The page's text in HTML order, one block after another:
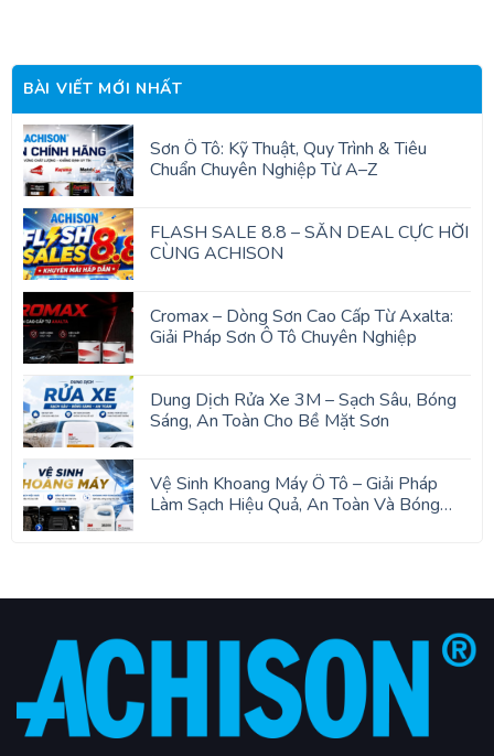
BÀI VIẾT MỚI NHẤT
Sơn Ô Tô: Kỹ Thuật, Quy Trình & Tiêu
Chuẩn Chuyên Nghiệp Từ A–Z
FLASH SALE 8.8 – SĂN DEAL CỰC HỜI
CÙNG ACHISON
Cromax – Dòng Sơn Cao Cấp Từ Axalta:
Giải Pháp Sơn Ô Tô Chuyên Nghiệp
Dung Dịch Rửa Xe 3M – Sạch Sâu, Bóng
Sáng, An Toàn Cho Bề Mặt Sơn
Vệ Sinh Khoang Máy Ô Tô – Giải Pháp
Làm Sạch Hiệu Quả, An Toàn Và Bóng